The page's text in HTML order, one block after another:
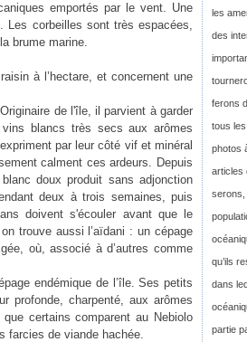
emportés par le vent. Une
Les corbeilles sont très espacées,
brume marine.
à l’hectare, et concernent une
de l'île, il parvient à garder
blancs très secs aux arômes
par leur côté vif et minéral
calment ces ardeurs. Depuis
doux produit sans adjonction
deux à trois semaines, puis
doivent s'écouler avant que le
trouve aussi l’aïdani : un cépage
où, associé à d’autres comme
endémique de l’île. Ses petits
profonde, charpenté, aux arômes
certains comparent au Nebiolo
farcies de viande hachée.
les
des
ferons
tous
photos
articles
serons,
qu’ils
dans
partie